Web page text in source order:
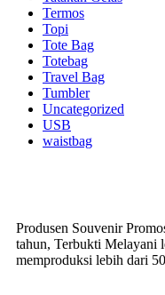
Termos
Topi
Tote Bag
Totebag
Travel Bag
Tumbler
Uncategorized
USB
waistbag
Produsen Souvenir
tahun, Terbukti Melayani
memproduksi lebih dari